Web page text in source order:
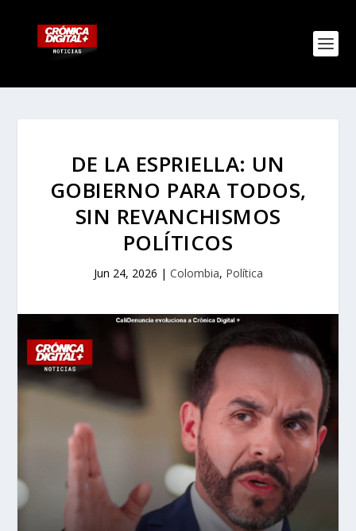
DE LA ESPRIELLA: UN
GOBIERNO PARA TODOS,
SIN REVANCHISMOS
POLÍTICOS
Jun 24, 2026 | Colombia, Política